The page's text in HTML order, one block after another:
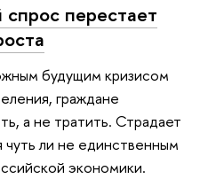
перестает
будущим кризисом
граждане
а не тратить. Страдает
чуть ли не единственным
экономики.